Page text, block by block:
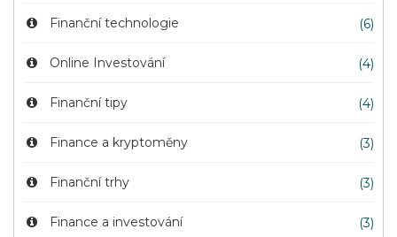
Finanční technologie (6)
Online Investování (4)
Finanční tipy (4)
Finance a kryptoměny (3)
Finanční trhy (3)
Finance a investování (3)